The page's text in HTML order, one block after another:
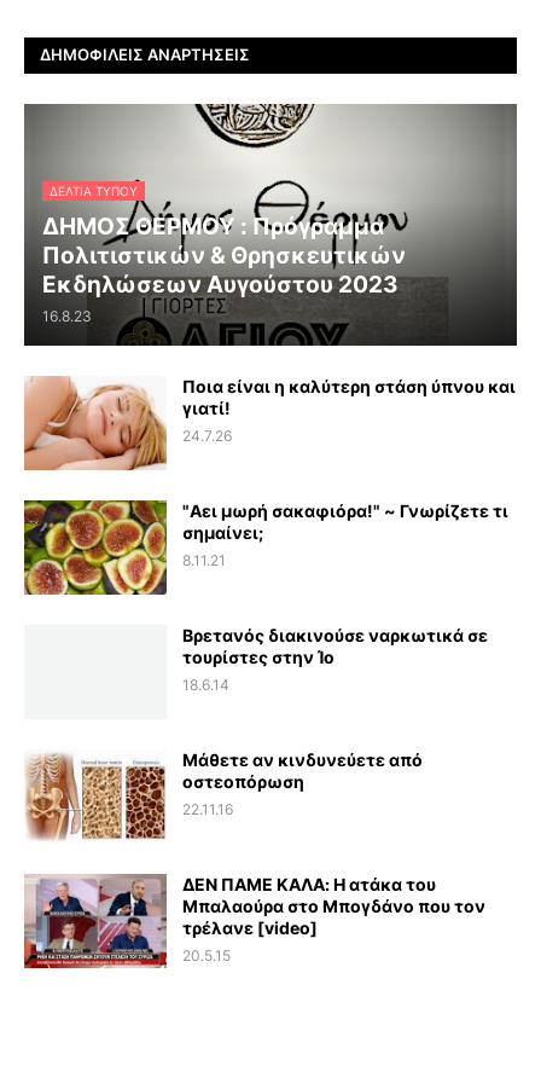
ΔΗΜΟΦΙΛΕΊΣ ΑΝΑΡΤΉΣΕΙΣ
ΔΕΛΤΊΑ ΤΎΠΟΥ
ΔΗΜΟΣ ΘΕΡΜΟΥ : Πρόγραμμα
Πολιτιστικών & Θρησκευτικών
Εκδηλώσεων Αυγούστου 2023
16.8.23
Ποια είναι η καλύτερη στάση ύπνου και
γιατί!
24.7.26
"Αει μωρή σακαφιόρα!" ~ Γνωρίζετε τι
σημαίνει;
8.11.21
Βρετανός διακινούσε ναρκωτικά σε
τουρίστες στην Ίο
18.6.14
Μάθετε αν κινδυνεύετε από
οστεοπόρωση
22.11.16
ΔΕΝ ΠΑΜΕ ΚΑΛΑ: Η ατάκα του
Μπαλαούρα στο Μπογδάνο που τον
τρέλανε [video]
20.5.15